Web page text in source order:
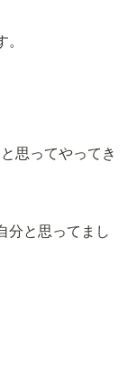
思ってやってき
分と思ってまし